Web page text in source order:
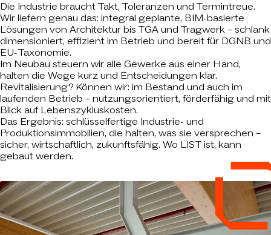
Die Industrie braucht Takt, Toleranzen und Termintreue.
Wir liefern genau das: integral geplante, BIM-basierte
Lösungen von Architektur bis TGA und Tragwerk – schlank
dimensioniert, effizient im Betrieb und bereit für DGNB und
EU‑Taxonomie.
Im Neubau steuern wir alle Gewerke aus einer Hand,
halten die Wege kurz und Entscheidungen klar.
Revitalisierung? Können wir: im Bestand und auch im
laufenden Betrieb – nutzungsorientiert, förderfähig und mit
Blick auf Lebenszykluskosten.
Das Ergebnis: schlüsselfertige Industrie- und
Produktionsimmobilien, die halten, was sie versprechen –
sicher, wirtschaftlich, zukunftsfähig. Wo LIST ist, kann
gebaut werden.